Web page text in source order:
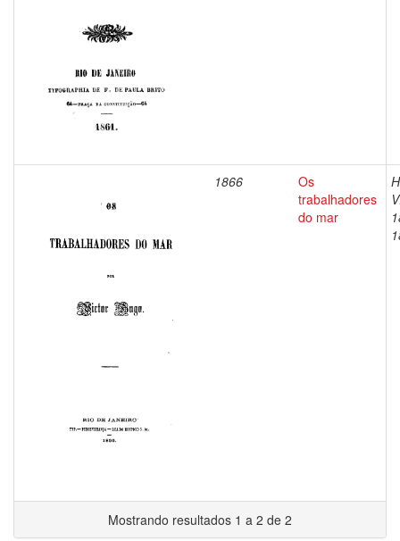
1866
Os
trabalhadores
do mar
Mostrando resultados 1 a 2 de 2